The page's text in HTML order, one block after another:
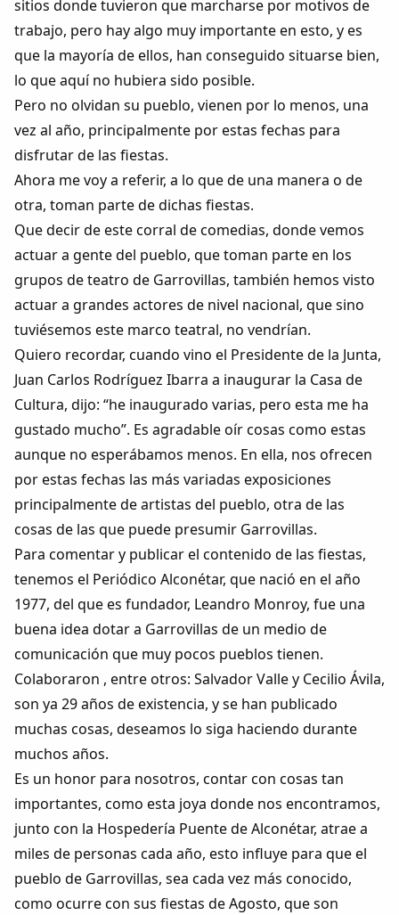
sitios donde tuvieron que marcharse por motivos de
trabajo, pero hay algo muy importante en esto, y es
que la mayoría de ellos, han conseguido situarse bien,
lo que aquí no hubiera sido posible.
Pero no olvidan su pueblo, vienen por lo menos, una
vez al año, principalmente por estas fechas para
disfrutar de las fiestas.
Ahora me voy a referir, a lo que de una manera o de
otra, toman parte de dichas fiestas.
Que decir de este corral de comedias, donde vemos
actuar a gente del pueblo, que toman parte en los
grupos de teatro de Garrovillas, también hemos visto
actuar a grandes actores de nivel nacional, que sino
tuviésemos este marco teatral, no vendrían.
Quiero recordar, cuando vino el Presidente de la Junta,
Juan Carlos Rodríguez Ibarra a inaugurar la Casa de
Cultura, dijo: “he inaugurado varias, pero esta me ha
gustado mucho”. Es agradable oír cosas como estas
aunque no esperábamos menos. En ella, nos ofrecen
por estas fechas las más variadas exposiciones
principalmente de artistas del pueblo, otra de las
cosas de las que puede presumir Garrovillas.
Para comentar y publicar el contenido de las fiestas,
tenemos el Periódico Alconétar, que nació en el año
1977, del que es fundador, Leandro Monroy, fue una
buena idea dotar a Garrovillas de un medio de
comunicación que muy pocos pueblos tienen.
Colaboraron , entre otros: Salvador Valle y Cecilio Ávila,
son ya 29 años de existencia, y se han publicado
muchas cosas, deseamos lo siga haciendo durante
muchos años.
Es un honor para nosotros, contar con cosas tan
importantes, como esta joya donde nos encontramos,
junto con la Hospedería Puente de Alconétar, atrae a
miles de personas cada año, esto influye para que el
pueblo de Garrovillas, sea cada vez más conocido,
como ocurre con sus fiestas de Agosto, que son